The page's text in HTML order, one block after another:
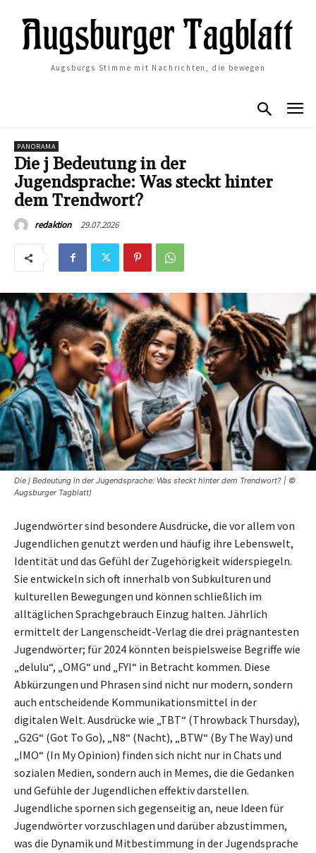
Augsburgs Stimme mit Nachrichten, die bewegen
PANORAMA
Die j Bedeutung in der
Jugendsprache: Was steckt hinter
dem Trendwort?
redaktion 29.07.2026
Die j Bedeutung in der Jugendsprache: Was steckt hinter dem Trendwort? | ©
Augsburger Tagblatt)
Jugendwörter sind besondere Ausdrücke, die vor allem von
Jugendlichen genutzt werden und häufig ihre Lebenswelt,
Identität und das Gefühl der Zugehörigkeit widerspiegeln.
Sie entwickeln sich oft innerhalb von Subkulturen und
kulturellen Bewegungen und können schließlich im
alltäglichen Sprachgebrauch Einzug halten. Jährlich
ermittelt der Langenscheidt-Verlag die drei prägnantesten
Jugendwörter; für 2024 könnten beispielsweise Begriffe wie
„delulu“, „OMG“ und „FYI“ in Betracht kommen. Diese
Abkürzungen und Phrasen sind nicht nur modern, sondern
auch entscheidende Kommunikationsmittel in der
digitalen Welt. Ausdrücke wie „TBT“ (Throwback Thursday),
„G2G“ (Got To Go), „N8“ (Nacht), „BTW“ (By The Way) und
„IMO“ (In My Opinion) finden sich nicht nur in Chats und
sozialen Medien, sondern auch in Memes, die die Gedanken
und Gefühle der Jugendlichen effektiv darstellen.
Jugendliche spornen sich gegenseitig an, neue Ideen für
Jugendwörter vorzuschlagen und darüber abzustimmen,
was die Dynamik und Mitbestimmung in der Jugendsprache